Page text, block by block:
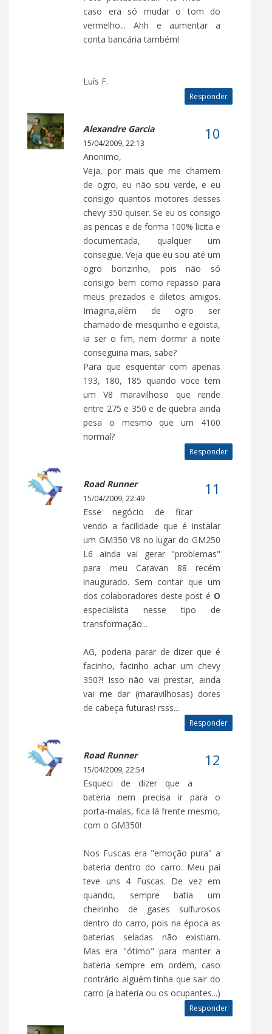
caso era só mudar o tom do
vermelho... Ahh e aumentar a
conta bancária também!
Luís F.
Responder
Alexandre Garcia
15/04/2009, 22:13
Anonimo,
Veja, por mais que me chamem
de ogro, eu não sou verde, e eu
consigo quantos motores desses
chevy 350 quiser. Se eu os consigo
as pencas e de forma 100% licita e
documentada, qualquer um
consegue. Veja que eu sou até um
ogro bonzinho, pois não só
consigo bem como repasso para
meus prezados e diletos amigos.
Imagina,além de ogro ser
chamado de mesquinho e egoista,
ia ser o fim, nem dormir a noite
conseguiria mais, sabe?
Para que esquentar com apenas
193, 180, 185 quando voce tem
um V8 maravilhoso que rende
entre 275 e 350 e de quebra ainda
pesa o mesmo que um 4100
normal?
Responder
Road Runner
15/04/2009, 22:49
Esse negócio de ficar
vendo a facilidade que é instalar
um GM350 V8 no lugar do GM250
L6 ainda vai gerar "problemas"
para meu Caravan 88 recém
inaugurado. Sem contar que um
dos colaboradores deste post é O
especialista nesse tipo de
transformação...
AG, poderia parar de dizer que é
facinho, facinho achar um chevy
350?! Isso não vai prestar, ainda
vai me dar (maravilhosas) dores
de cabeça futuras! rsss...
Responder
Road Runner
15/04/2009, 22:54
Esqueci de dizer que a
bateria nem precisa ir para o
porta-malas, fica lá frente mesmo,
com o GM350!
Nos Fuscas era "emoção pura" a
bateria dentro do carro. Meu pai
teve uns 4 Fuscas. De vez em
quando, sempre batia um
cheirinho de gases sulfurosos
dentro do carro, pois na época as
baterias seladas não existiam.
Mas era "ótimo" para manter a
bateria sempre em ordem, caso
contrário alguém tinha que sair do
carro (a bateria ou os ocupantes...)
Responder